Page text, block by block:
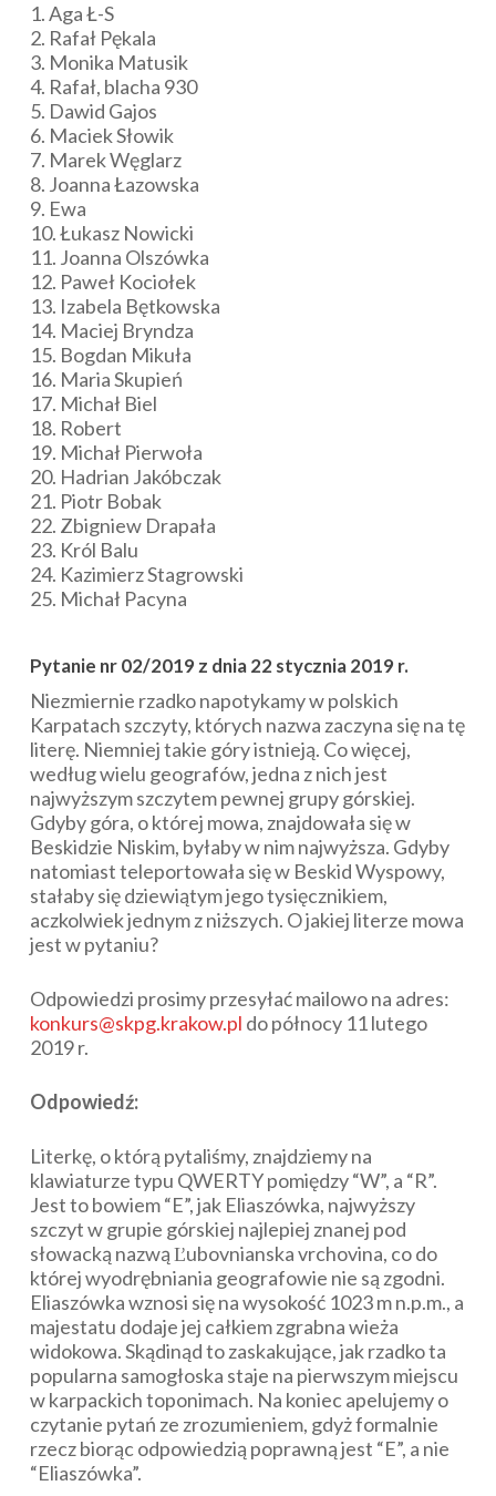
1. Aga Ł-S
2. Rafał Pękala
3. Monika Matusik
4. Rafał, blacha 930
5. Dawid Gajos
6. Maciek Słowik
7. Marek Węglarz
8. Joanna Łazowska
9. Ewa
10. Łukasz Nowicki
11. Joanna Olszówka
12. Paweł Kociołek
13. Izabela Bętkowska
14. Maciej Bryndza
15. Bogdan Mikuła
16. Maria Skupień
17. Michał Biel
18. Robert
19. Michał Pierwoła
20. Hadrian Jakóbczak
21. Piotr Bobak
22. Zbigniew Drapała
23. Król Balu
24. Kazimierz Stagrowski
25. Michał Pacyna
Pytanie nr 02/2019 z dnia 22 stycznia 2019 r.
Niezmiernie rzadko napotykamy w polskich
Karpatach szczyty, których nazwa zaczyna się na tę
literę. Niemniej takie góry istnieją. Co więcej,
według wielu geografów, jedna z nich jest
najwyższym szczytem pewnej grupy górskiej.
Gdyby góra, o której mowa, znajdowała się w
Beskidzie Niskim, byłaby w nim najwyższa. Gdyby
natomiast teleportowała się w Beskid Wyspowy,
stałaby się dziewiątym jego tysięcznikiem,
aczkolwiek jednym z niższych. O jakiej literze mowa
jest w pytaniu?
Odpowiedzi prosimy przesyłać mailowo na adres:
konkurs@skpg.krakow.pl do północy 11 lutego
2019 r.
Odpowiedź:
Literkę, o którą pytaliśmy, znajdziemy na
klawiaturze typu QWERTY pomiędzy “W”, a “R”.
Jest to bowiem “E”, jak Eliaszówka, najwyższy
szczyt w grupie górskiej najlepiej znanej pod
słowacką nazwą Ľubovnianska vrchovina, co do
której wyodrębniania geografowie nie są zgodni.
Eliaszówka wznosi się na wysokość 1023 m n.p.m., a
majestatu dodaje jej całkiem zgrabna wieża
widokowa. Skądinąd to zaskakujące, jak rzadko ta
popularna samogłoska staje na pierwszym miejscu
w karpackich toponimach. Na koniec apelujemy o
czytanie pytań ze zrozumieniem, gdyż formalnie
rzecz biorąc odpowiedzią poprawną jest “E”, a nie
“Eliaszówka”.